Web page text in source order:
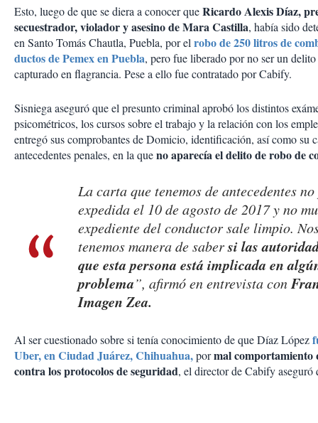
Esto, luego de que se diera a conocer queRicardo Alexis Díaz,
secuestrador, violador y asesino de Mara Castilla, había sido
en Santo Tomás Chautla, Puebla, por elrobo de 250 litros de
ductos de Pemex en Puebla, pero fue liberado por no ser un
capturado en flagrancia. Pese a ello fue contratado por Cabify.
Sisniega aseguró que el presunto criminal aprobó los distintos
psicométricos, los cursos sobre el trabajo y la relación con los
entregó sus comprobantes de Domicio, identificación, así como su
antecedentes penales, en la queno aparecía el delito de robo de
La carta que tenemos de antecedentes
expedida el 10 de agosto de 2017 y no
expediente del conductor sale limpio.
tenemos manera de sabersi las
que esta persona está implicada en
problema”, afirmó en entrevista con
Imagen Zea.
Al ser cuestionado sobre si tenía conocimiento de que Díaz López
Uber, en Ciudad Juárez, Chihuahua,pormal comportamiento
contra los protocolos de seguridad, el director de Cabify aseguró